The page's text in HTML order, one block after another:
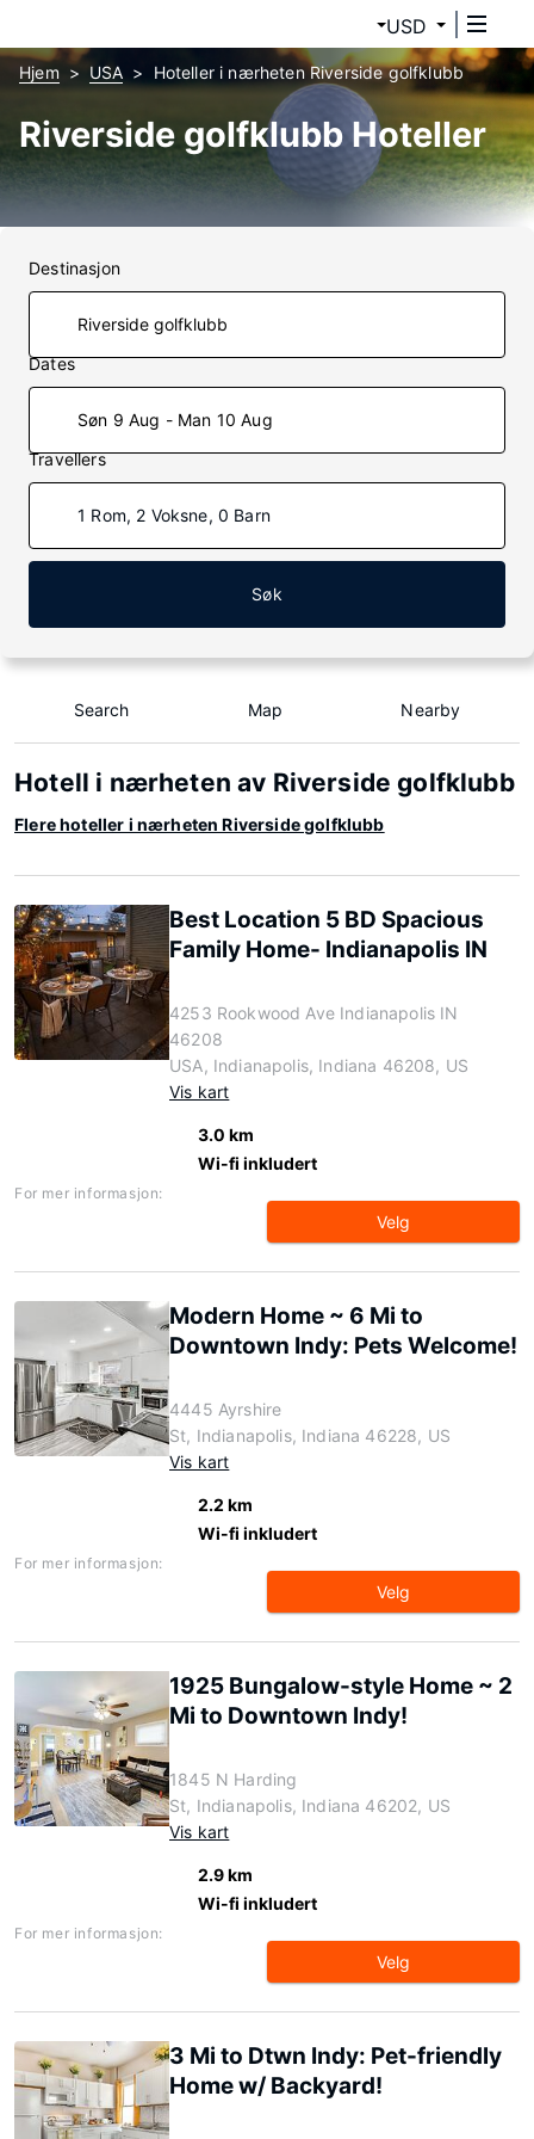
USD
Hjem USA Hoteller i nærheten Riverside golfklubb
Riverside golfklubb Hoteller
Destinasjon
Dates
Søn 9 Aug - Man 10 Aug
Travellers
1 Rom, 2 Voksne, 0 Barn
Søk
Search Map Nearby
Hotell i nærheten av Riverside golfklubb
Flere hoteller i nærheten Riverside golfklubb
Best Location 5 BD Spacious
Family Home- Indianapolis IN
4253 Rookwood Ave Indianapolis IN
46208
USA, Indianapolis, Indiana 46208, US
Vis kart
3.0 km
Wi-fi inkludert
For mer informasjon:
Velg
Modern Home ~ 6 Mi to
Downtown Indy: Pets Welcome!
4445 Ayrshire
St, Indianapolis, Indiana 46228, US
Vis kart
2.2 km
Wi-fi inkludert
For mer informasjon:
Velg
1925 Bungalow-style Home ~ 2
Mi to Downtown Indy!
1845 N Harding
St, Indianapolis, Indiana 46202, US
Vis kart
2.9 km
Wi-fi inkludert
For mer informasjon:
Velg
3 Mi to Dtwn Indy: Pet-friendly
Home w/ Backyard!